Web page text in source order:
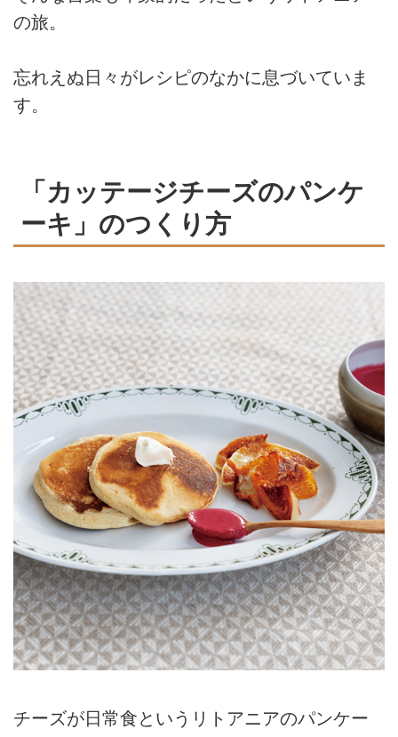
の旅。
忘れえぬ日々がレシピのなかに息づいていま
す。
「カッテージチーズのパンケ
ーキ」のつくり方
チーズが日常食というリトアニアのパンケー